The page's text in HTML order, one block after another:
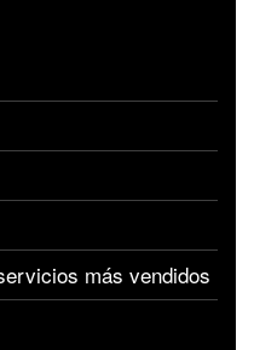
más vendidos